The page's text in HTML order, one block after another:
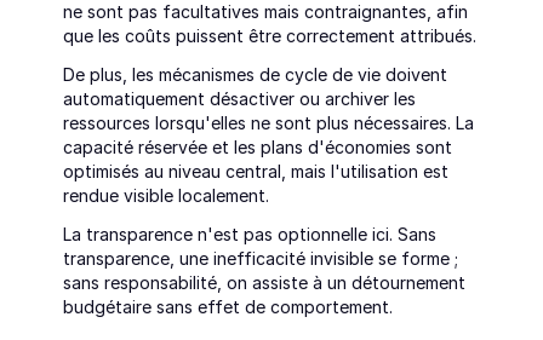
ne sont pas facultatives mais contraignantes, afin
que les coûts puissent être correctement attribués.
De plus, les mécanismes de cycle de vie doivent
automatiquement désactiver ou archiver les
ressources lorsqu'elles ne sont plus nécessaires. La
capacité réservée et les plans d'économies sont
optimisés au niveau central, mais l'utilisation est
rendue visible localement.
La transparence n'est pas optionnelle ici. Sans
transparence, une inefficacité invisible se forme ;
sans responsabilité, on assiste à un détournement
budgétaire sans effet de comportement.